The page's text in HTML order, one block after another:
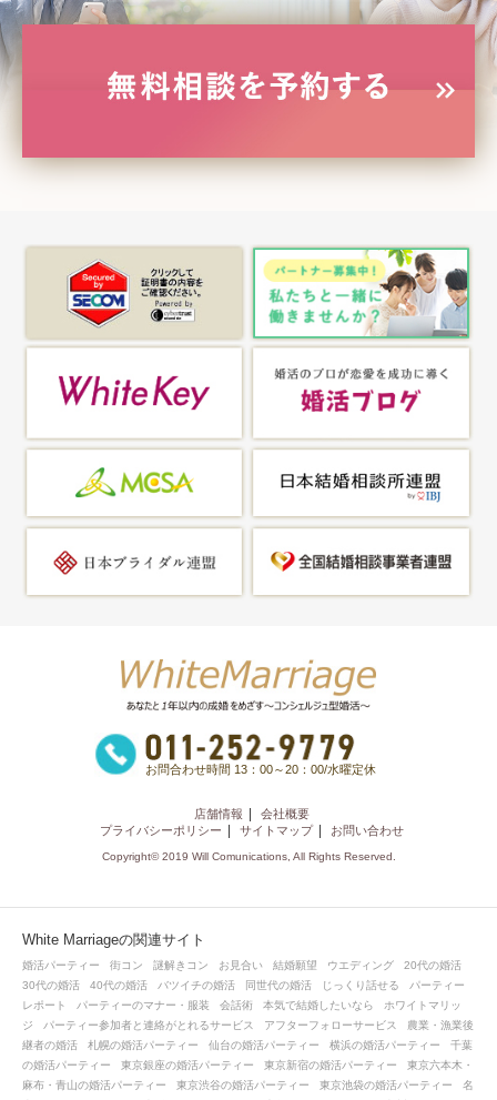
お問合わせ時間 13：00～20：00/水曜定休
店舗情報
会社概要
プライバシーポリシー
サイトマップ お問い合わせ
Copyright© 2019 Will Comunications, All Rights Reserved.
White Marriageの関連サイト
婚活パーティー 街コン 謎解きコン お見合い 結婚願望 ウエディング
20代の婚活
30代の婚活
40代の婚活 バツイチの婚活 同世代の婚活 じっくり話せる
パーティー
レポート
パーティーのマナー・服装 会話術 本気で結婚したいなら
ホワイトマリッ
ジ
パーティー参加者と連絡がとれるサービス アフターフォローサービス
農業・漁業後
継者の婚活
札幌の婚活パーティー 仙台の婚活パーティー 横浜の婚活パーティー
千葉
の婚活パーティー
東京銀座の婚活パーティー 東京新宿の婚活パーティー
東京六本木・
麻布・青山の婚活パーティー
東京渋谷の婚活パーティー 東京池袋の婚活パーティー
名